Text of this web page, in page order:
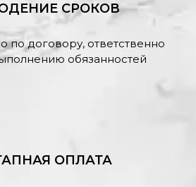
СРОКОВ
по договору, ответственно
обязанностей
ОПЛАТА